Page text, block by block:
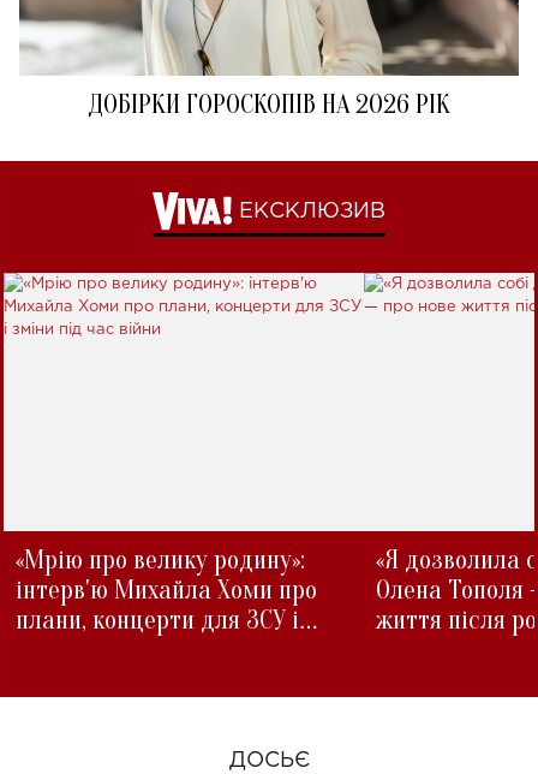
ДОБІРКИ ГОРОСКОПІВ НА 2026 РІК
ЕКСКЛЮЗИВ
«Мрію про велику родину»:
інтерв'ю Михайла Хоми про
плани, концерти для ЗСУ і
«Я дозволила
Олена Тополя
життя після
ДОСЬЄ